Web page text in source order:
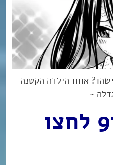
אוווו הילדה הקטנה
~